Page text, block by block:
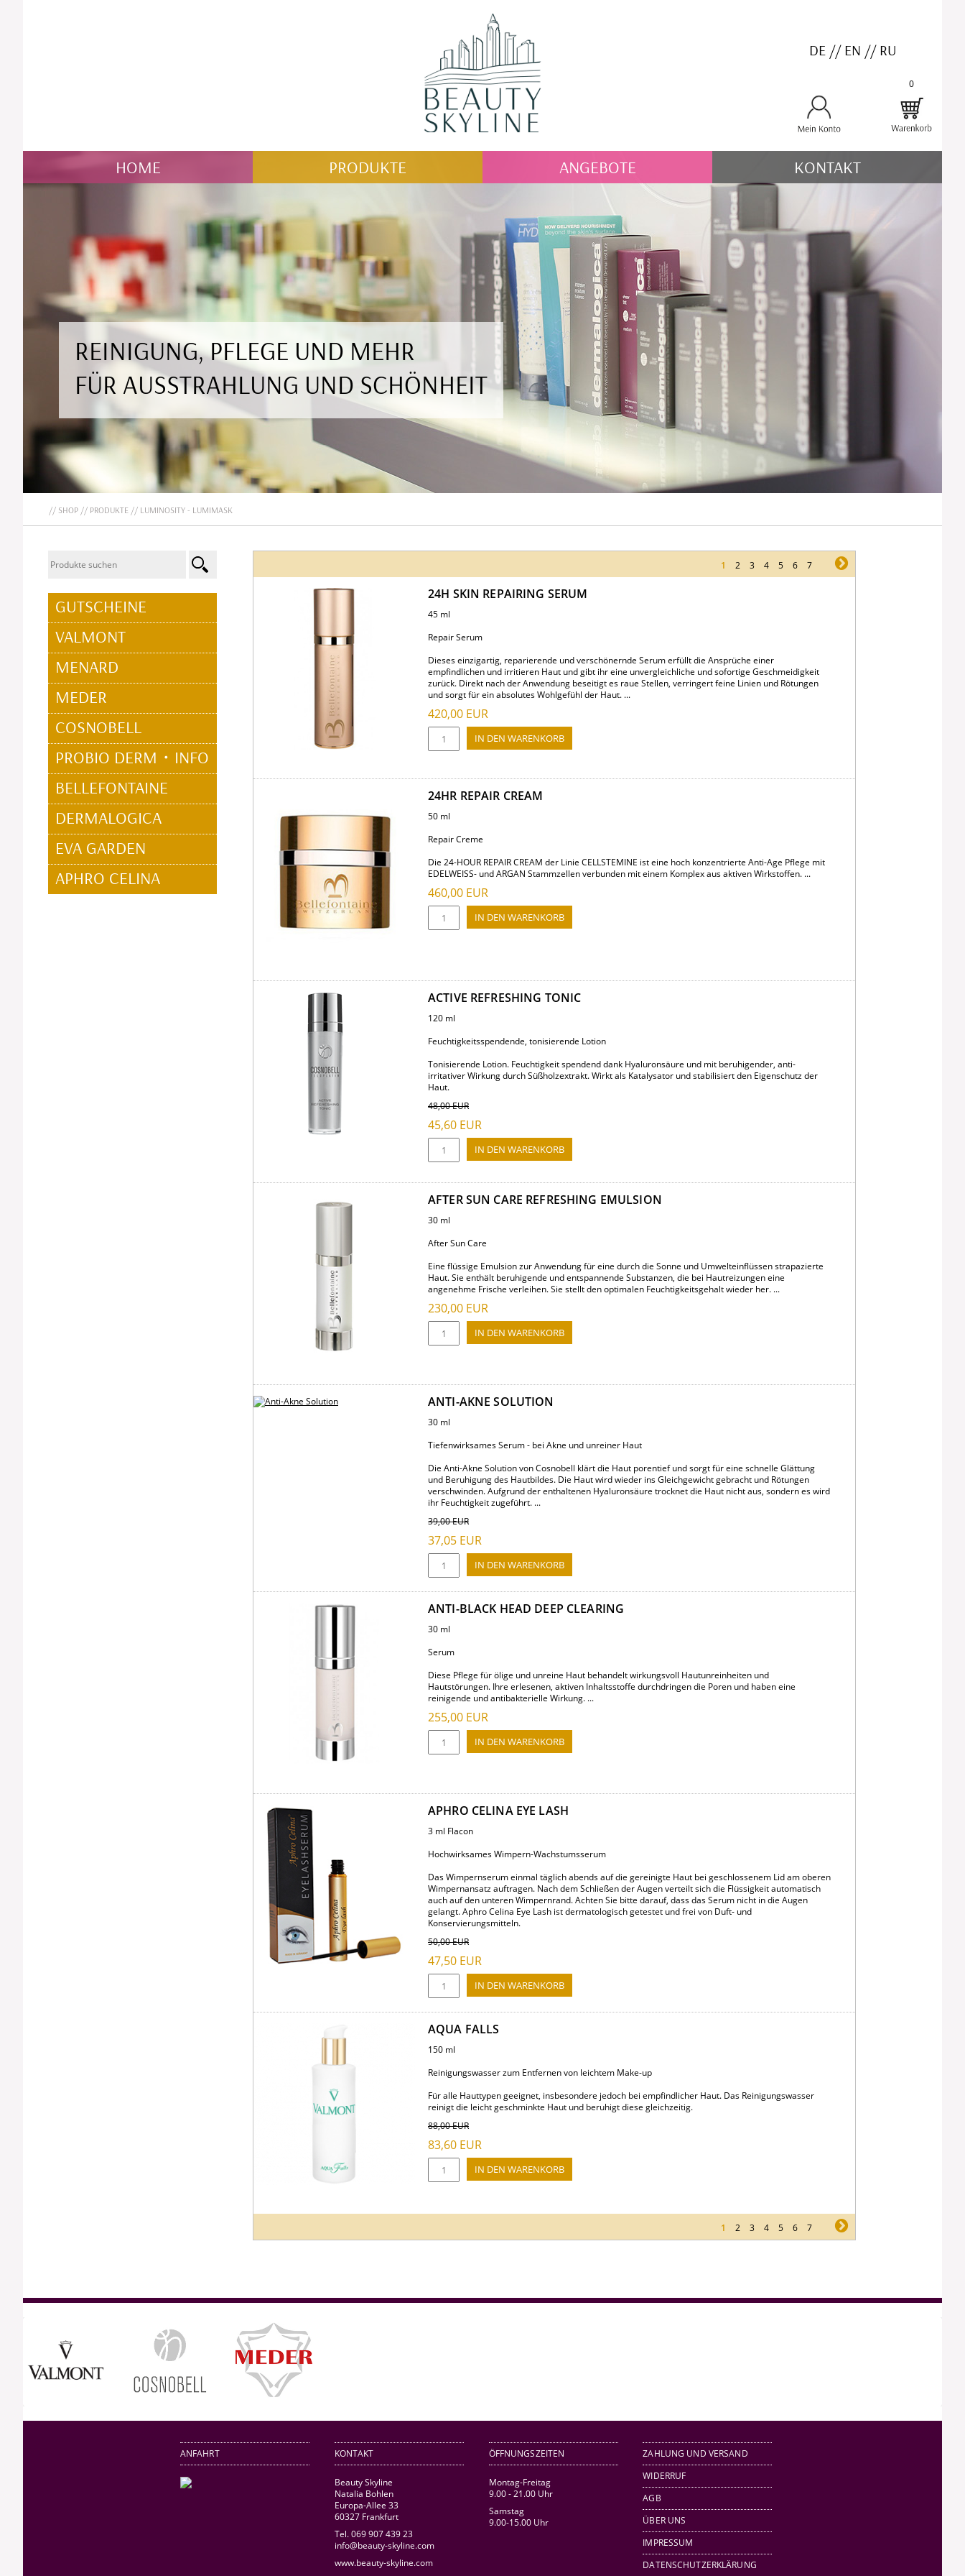
DE // EN // RU
0
HOME PRODUKTE ANGEBOTE KONTAKT
REINIGUNG, PFLEGE UND MEHR
FÜR AUSSTRAHLUNG UND SCHÖNHEIT
SHOP PRODUKTE LUMINOSITY - LUMIMASK
1 2 3 4 5 6 7
24H SKIN REPAIRING SERUM
45 ml
Repair Serum
Dieses einzigartig, reparierende und verschönernde Serum erfüllt die Ansprüche einer
empfindlichen und irritieren Haut und gibt ihr eine unvergleichliche und sofortige Geschmeidigkeit
zurück. Direkt nach der Anwendung beseitigt es raue Stellen, verringert feine Linien und Rötungen
und sorgt für ein absolutes Wohlgefühl der Haut. ...
420,00 EUR
24HR REPAIR CREAM
50 ml
Repair Creme
Die 24-HOUR REPAIR CREAM der Linie CELLSTEMINE ist eine hoch konzentrierte Anti-Age Pflege mit
EDELWEISS- und ARGAN Stammzellen verbunden mit einem Komplex aus aktiven Wirkstoffen. ...
460,00 EUR
ACTIVE REFRESHING TONIC
120 ml
Feuchtigkeitsspendende, tonisierende Lotion
Tonisierende Lotion. Feuchtigkeit spendend dank Hyaluronsäure und mit beruhigender, anti-
irritativer Wirkung durch Süßholzextrakt. Wirkt als Katalysator und stabilisiert den Eigenschutz der
Haut.
48,00EUR
45,60 EUR
AFTER SUN CARE REFRESHING EMULSION
30 ml
After Sun Care
Eine flüssige Emulsion zur Anwendung für eine durch die Sonne und Umwelteinflüssen strapazierte
Haut. Sie enthält beruhigende und entspannende Substanzen, die bei Hautreizungen eine
angenehme Frische verleihen. Sie stellt den optimalen Feuchtigkeitsgehalt wieder her. ...
230,00 EUR
ANTI-AKNE SOLUTION
30 ml
Tiefenwirksames Serum - bei Akne und unreiner Haut
Die Anti-Akne Solution von Cosnobell klärt die Haut porentief und sorgt für eine schnelle Glättung
und Beruhigung des Hautbildes. Die Haut wird wieder ins Gleichgewicht gebracht und Rötungen
verschwinden. Aufgrund der enthaltenen Hyaluronsäure trocknet die Haut nicht aus, sondern es wird
ihr Feuchtigkeit zugeführt. ...
39,00EUR
37,05 EUR
ANTI-BLACK HEAD DEEP CLEARING
30 ml
Serum
Diese Pflege für ölige und unreine Haut behandelt wirkungsvoll Hautunreinheiten und
Hautstörungen. Ihre erlesenen, aktiven Inhaltsstoffe durchdringen die Poren und haben eine
reinigende und antibakterielle Wirkung. ...
255,00 EUR
APHRO CELINA EYE LASH
3 ml Flacon
Hochwirksames Wimpern-Wachstumsserum
Das Wimpernserum einmal täglich abends auf die gereinigte Haut bei geschlossenem Lid am oberen
Wimpernansatz auftragen. Nach dem Schließen der Augen verteilt sich die Flüssigkeit automatisch
auch auf den unteren Wimpernrand. Achten Sie bitte darauf, dass das Serum nicht in die Augen
gelangt. Aphro Celina Eye Lash ist dermatologisch getestet und frei von Duft- und
Konservierungsmitteln.
50,00EUR
47,50 EUR
AQUA FALLS
150 ml
Reinigungswasser zum Entfernen von leichtem Make-up
Für alle Hauttypen geeignet, insbesondere jedoch bei empfindlicher Haut. Das Reinigungswasser
reinigt die leicht geschminkte Haut und beruhigt diese gleichzeitig.
88,00EUR
83,60 EUR
1 2 3 4 5 6 7
ÜBERSPRINGEN
GUTSCHEINE
VALMONT
MENARD
MEDER
COSNOBELL
PROBIO DERM・INFO
BELLEFONTAINE
DERMALOGICA
EVA GARDEN
APHRO CELINA
ANFAHRT KONTAKT
Beauty Skyline
Natalia Bohlen
Europa-Allee 33
60327 Frankfurt
Tel. 069 907 439 23
info@beauty-skyline.com
www.beauty-skyline.com
ÖFFNUNGSZEITEN
Montag-Freitag
9.00 - 21.00 Uhr
Samstag
9.00-15.00 Uhr
ZAHLUNG UND VERSAND
WIDERRUF
AGB
ÜBER UNS
IMPRESSUM
DATENSCHUTZERKLÄRUNG